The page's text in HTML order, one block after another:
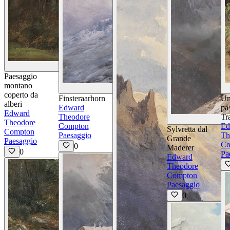
Visualizza Dettagli
Paesaggio
montano
coperto da
alberi
Edward
Theodore
Compton
Paesaggio
0
Visualizza Dettagli
Finsteraarhorn
Edward
Theodore
Compton
Paesaggio
0
Sylvretta dal
Grande
Maderer
Edward
Theodore
Compton
Paesaggio
0